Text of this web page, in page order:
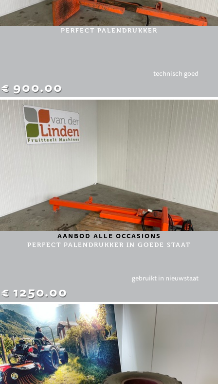
PERFECT PALENDRUKKER
€ 900.00
technisch goed
AANBOD ALLE OCCASIONS
PERFECT PALENDRUKKER IN GOEDE STAAT
€ 1250.00
gebruikt in nieuwstaat